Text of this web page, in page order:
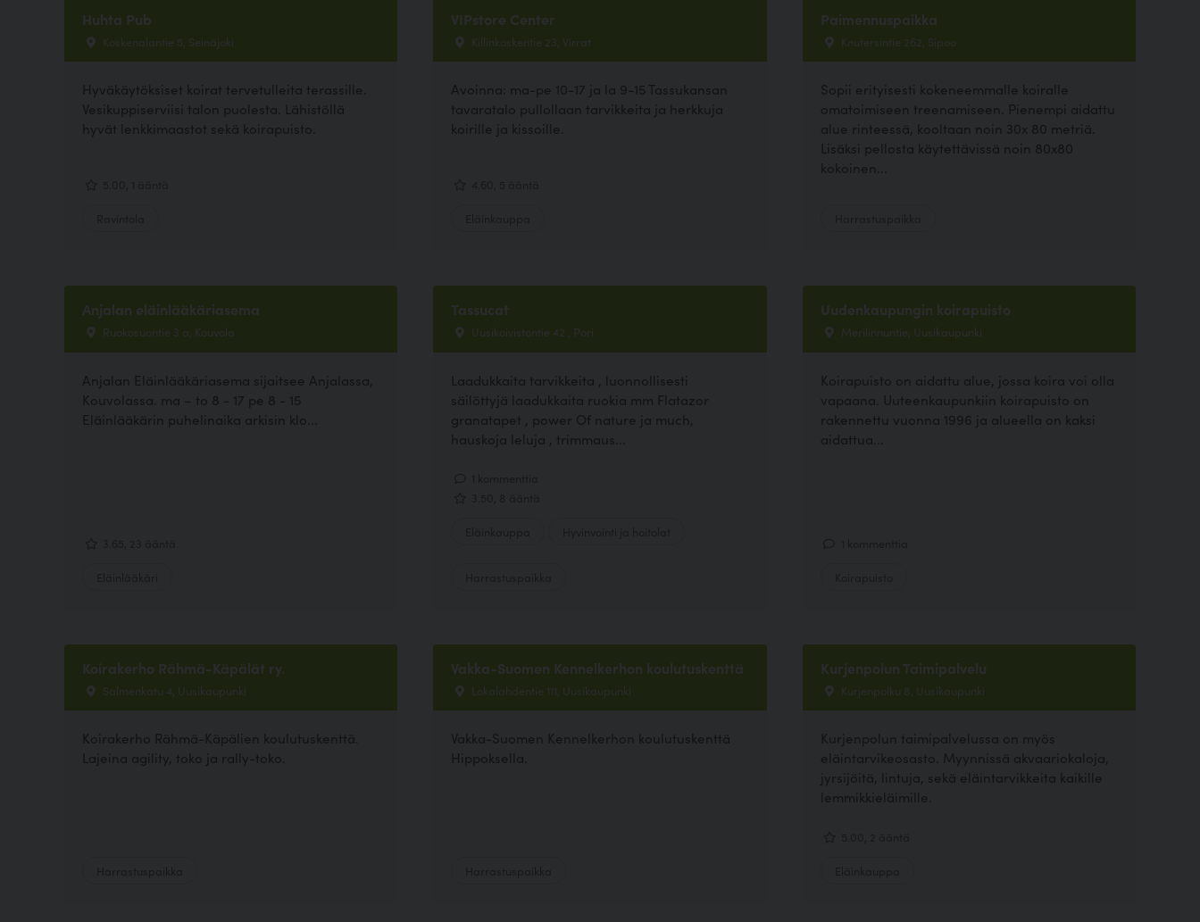
Huhta Pub
Koskenalantie 5, Seinäjoki
Hyväkäytöksiset koirat tervetulleita terassille.
Vesikuppiserviisi talon puolesta. Lähistöllä
hyvät lenkkimaastot sekä koirapuisto.
VIPstore Center
Killinkoskentie 23, Virrat
Avoinna: ma-pe 10-17 ja la 9-15 Tassukansan
tavaratalo pullollaan tarvikkeita ja herkkuja
koirille ja kissoille.
Paimennuspaikka
Knutersintie 262, Sipoo
Sopii erityisesti kokeneemmalle koiralle
omatoimiseen treenamiseen. Pienempi aidattu
alue rinteessä, kooltaan noin 30x 80 metriä.
Lisäksi pellosta käytettävissä noin 80x80
kokoinen...
Anjalan eläinlääkäriasema
Ruokosuontie 3 a, Kouvola
Anjalan Eläinlääkäriasema sijaitsee Anjalassa,
Kouvolassa. ma – to 8 - 17 pe 8 - 15
Eläinlääkärin puhelinaika arkisin klo...
Tassucat
Uusikoivistontie 42 , Pori
Laadukkaita tarvikkeita , luonnollisesti
säilöttyjä laadukkaita ruokia mm Flatazor
granatapet , power Of nature ja much,
hauskoja leluja , trimmaus...
Uudenkaupungin koirapuisto
Merilinnuntie, Uusikaupunki
Koirapuisto on aidattu alue, jossa koira voi olla
vapaana. Uuteenkaupunkiin koirapuisto on
rakennettu vuonna 1996 ja alueella on kaksi
aidattua...
Koirakerho Rähmä-Käpälät ry.
Salmenkatu 4, Uusikaupunki
Koirakerho Rähmä-Käpälien koulutuskenttä.
Lajeina agility, toko ja rally-toko.
Vakka-Suomen Kennelkerhon koulutuskenttä
Lokalahdentie 111, Uusikaupunki
Vakka-Suomen Kennelkerhon koulutuskenttä
Hippoksella.
Kurjenpolun Taimipalvelu
Kurjenpolku 8, Uusikaupunki
Kurjenpolun taimipalvelussa on myös
eläintarvikeosasto. Myynnissä akvaariokaloja,
jyrsijöitä, lintuja, sekä eläintarvikkeita kaikille
lemmikkieläimille.